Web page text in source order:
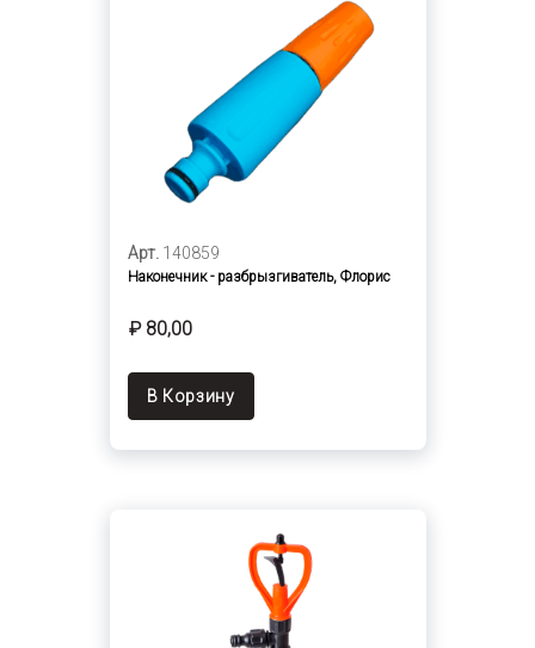
Арт. 140859
Наконечник - разбрызгиватель, Флорис
₽ 80,00
В Корзину